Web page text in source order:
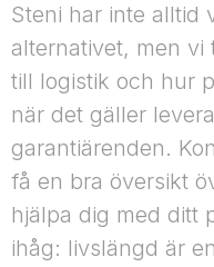
Steni har inte alltid
alternativet, men vi
till logistik och hur
när det gäller
garantiärenden.
få en bra översikt
hjälpa dig med ditt
ihåg: livslängd är